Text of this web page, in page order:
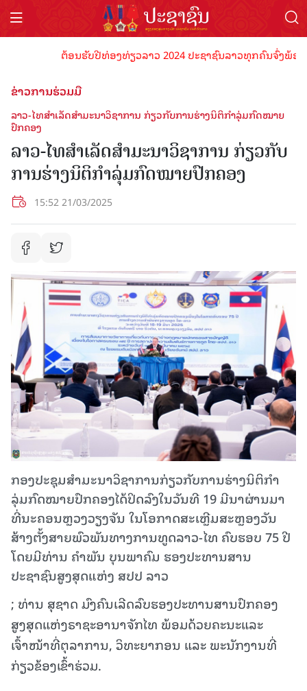
ຕ້ອນຮັບປີທ່ອງທ່ຽວລາວ 2024 ປະຊາຊົນລາວທຸກຄົນຈົ່ງພ້ອມ
ຂ່າວການຮ່ວມມື
ລາວ-ໄທສໍາເລັດສໍາມະນາວິຊາການ ກ່ຽວກັບການຮ່າງນິຕິກຳລຸ່ມກົດໝາຍ
ປົກຄອງ
ລາວ-ໄທສໍາເລັດສໍາມະນາວິຊາການ ກ່ຽວກັບ
ການຮ່າງນິຕິກຳລຸ່ມກົດໝາຍປົກຄອງ
15:52 21/03/2025
ກອງປະຊຸມສໍາມະນາວິຊາການກ່ຽວກັບການຮ່າງນິຕິກຳ
ລຸ່ມກົດໝາຍປົກຄອງໄດ້ປິດລົງໃນວັນທີ 19 ມີນາຜ່ານມາ
ທີ່ນະຄອນຫຼວງວຽງຈັນ ໃນໂອກາດສະເຫຼີມສະຫຼອງວັນ
ສ້າງຕັ້ງສາຍພົວພັນທາງການທູດລາວ-ໄທ ຄົບຮອບ 75 ປີ
ໂດຍມີທ່ານ ຄໍາພັນ ບຸນພາຄົມ ຮອງປະທານສານ
ປະຊາຊົນສູງສຸດແຫ່ງ ສປປ ລາວ
; ທ່ານ ສຸຊາດ ມົງຄົນເລີດລົບຮອງປະທານສານປົກຄອງ
ສູງສຸດແຫ່ງຣາຊະອານາຈັກໄທ ພ້ອມດ້ວຍຄະນະແລະ
ເຈົ້າໜ້າທີ່ຕຸລາການ, ວິທະຍາກອນ ແລະ ພະນັກງານທີ່
ກ່ຽວຂ້ອງເຂົ້າຮ່ວມ.